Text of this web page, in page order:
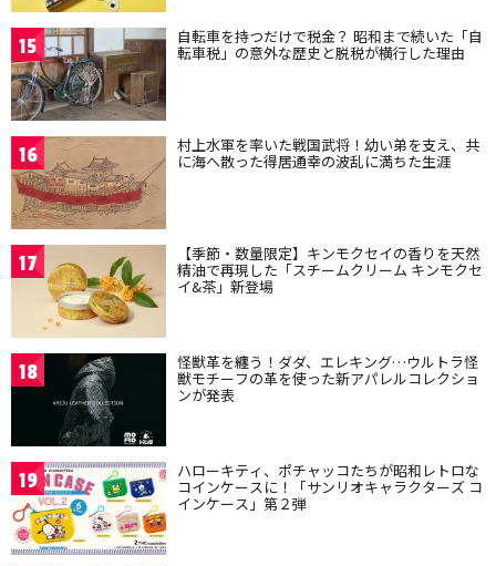
15 自転車を持つだけで税金？ 昭和まで続いた「自
転車税」の意外な歴史と脱税が横行した理由
16 村上水軍を率いた戦国武将！幼い弟を支え、共
に海へ散った得居通幸の波乱に満ちた生涯
17 【季節・数量限定】キンモクセイの香りを天然
精油で再現した「スチームクリーム キンモクセ
イ&茶」新登場
18 怪獣革を纏う！ダダ、エレキング…ウルトラ怪
獣モチーフの革を使った新アパレルコレクショ
ンが発表
19 ハローキティ、ポチャッコたちが昭和レトロな
コインケースに！「サンリオキャラクターズ コ
インケース」第２弾